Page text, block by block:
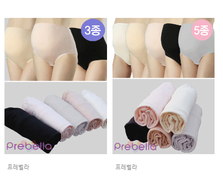
프레벨라 프레벨라